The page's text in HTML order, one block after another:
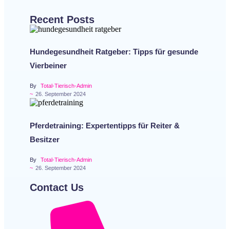
Recent Posts
Hundegesundheit Ratgeber: Tipps für gesunde
Vierbeiner
By
Total-Tierisch-Admin
~ 26. September 2024
Pferdetraining: Expertentipps für Reiter &
Besitzer
By
Total-Tierisch-Admin
~ 26. September 2024
Contact Us